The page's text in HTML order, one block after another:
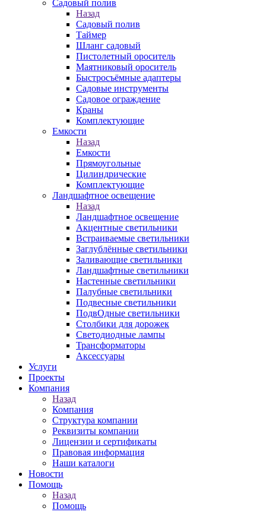
Садовый полив
Назад
Садовый полив
Таймер
Шланг садовый
Пистолетный ороситель
Маятниковый ороситель
Быстросъёмные адаптеры
Садовые инструменты
Садовое ограждение
Краны
Комплектующие
Емкости
Назад
Емкости
Прямоугольные
Цилиндрические
Комплектующие
Ландшафтное освещение
Назад
Ландшафтное освещение
Акцентные светильники
Встраиваемые светильники
Заглублённые светильники
Заливающие светильники
Ландшафтные светильники
Настенные светильники
Палубные светильники
Подвесные светильники
ПодвОдные светильники
Столбики для дорожек
Светодиодные лампы
Трансформаторы
Аксессуары
Услуги
Проекты
Компания
Назад
Компания
Структура компании
Реквизиты компании
Лицензии и сертификаты
Правовая информация
Наши каталоги
Новости
Помощь
Назад
Помощь